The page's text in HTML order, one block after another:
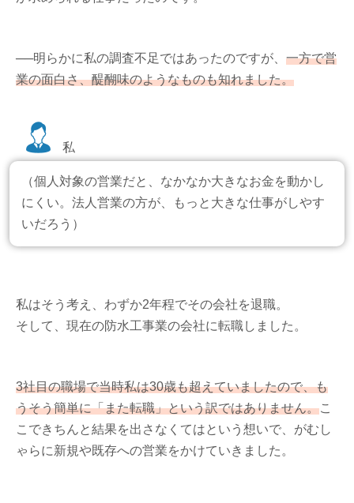
──明らかに私の調査不足ではあったのですが、 一方で営
業の面白さ、醍醐味のようなものも知れました。
私
（個人対象の営業だと、なかなか大きなお金を動かし
にくい。法人営業の方が、もっと大きな仕事がしやす
いだろう）
私はそう考え、わずか2年程でその会社を退職。
そして、現在の防水工事業の会社に転職しました。
3社目の職場で当時私は30歳も超えていましたので、も
うそう簡単に「また転職」という訳ではありません。こ
こできちんと結果を出さなくてはという想いで、がむし
ゃらに新規や既存への営業をかけていきました。